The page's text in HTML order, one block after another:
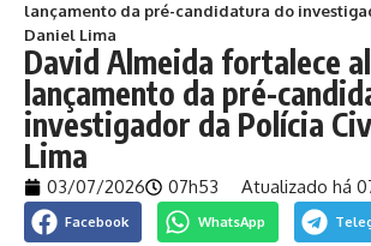
lançamento da pré-candidatura do
Daniel Lima
David Almeida fortalece
lançamento da pré-
investigador da Polícia
Lima
03/07/2026 07h53 Atualizado há
Facebook WhatsApp